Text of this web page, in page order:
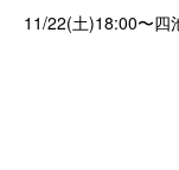
11/22(土)18:00〜四